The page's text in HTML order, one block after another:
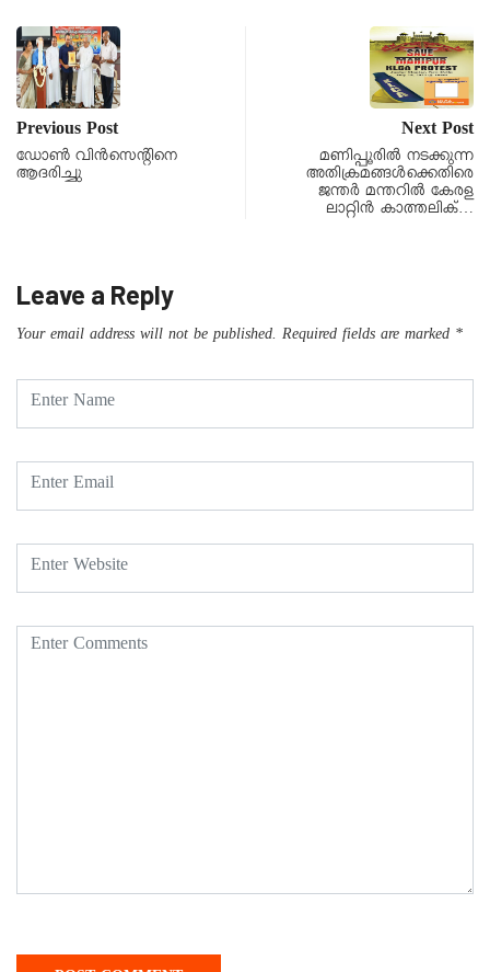
Previous Post
ഡോൺ വിൻസെന്റിനെ
ആദരിച്ചു
Next Post
മണിപ്പൂരിൽ നടക്കുന്ന
അതിക്രമങ്ങൾക്കെതിരെ
ജന്തർ മന്തറിൽ കേരള
ലാറ്റിൻ കാത്തലിക്…
Leave a Reply
Your email address will not be published. Required fields are marked *